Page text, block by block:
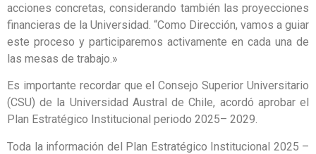
acciones concretas, considerando también las proyecciones
financieras de la Universidad. “Como Dirección, vamos a guiar
este proceso y participaremos activamente en cada una de
las mesas de trabajo.»
Es importante recordar que el Consejo Superior Universitario
(CSU) de la Universidad Austral de Chile, acordó aprobar el
Plan Estratégico Institucional periodo 2025– 2029.
Toda la información del Plan Estratégico Institucional 2025 –